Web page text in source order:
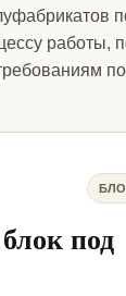
работы,
под